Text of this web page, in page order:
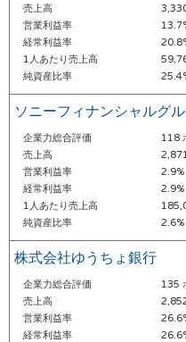
売上高
営業利益率
経常利益率
1人あたり売上高
純資産比率
ソニーフィナンシャルグ
企業力総合評価
118
売上高
営業利益率
2.9%
経常利益率
2.9%
1人あたり売上高
純資産比率
2.6%
株式会社ゆうちょ銀行
企業力総合評価
135
売上高
営業利益率
経常利益率